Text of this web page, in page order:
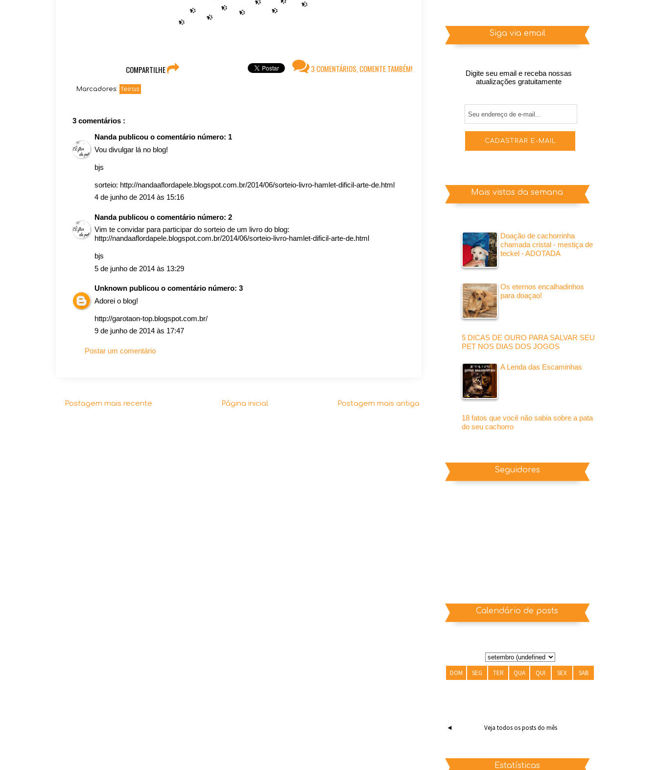
3 COMENTÁRIOS, COMENTE TAMBÉM!
COMPARTILHE
Marcadores: feiras
3 comentários :
Nanda publicou o comentário número: 1
Vou divulgar lá no blog!
bjs
sorteio: http://nandaaflordapele.blogspot.com.br/2014/06/sorteio-livro-hamlet-dificil-arte-de.html
4 de junho de 2014 às 15:16
Nanda publicou o comentário número: 2
Vim te convidar para participar do sorteio de um livro do blog:
http://nandaaflordapele.blogspot.com.br/2014/06/sorteio-livro-hamlet-dificil-arte-de.html
bjs
5 de junho de 2014 às 13:29
Unknown publicou o comentário número: 3
Adorei o blog!
http://garotaon-top.blogspot.com.br/
9 de junho de 2014 às 17:47
Postar um comentário
Postagem mais recente Postagem mais antiga
Página inicial
Siga via email
Digite seu email e receba nossas
atualizações gratuitamente
Mais vistos da semana
Doação de cachorrinha
chamada cristal - mestiça de
teckel - ADOTADA
Os eternos encalhadinhos
para doaçao!
5 DICAS DE OURO PARA SALVAR SEU
PET NOS DIAS DOS JOGOS
A Lenda das Escaminhas
18 fatos que você não sabia sobre a pata
do seu cachorro
Seguidores
Calendário de posts
DOM SEG TER QUA QUI SEX SAB
◄ Veja todos os posts do mês
Estatísticas